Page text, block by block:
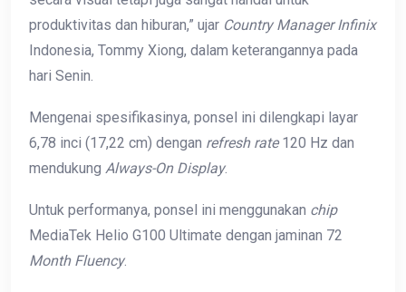
produktivitas dan hiburan,” ujar Country Manager Infinix
Indonesia, Tommy Xiong, dalam keterangannya pada
hari Senin.
Mengenai spesifikasinya, ponsel ini dilengkapi layar
6,78 inci (17,22 cm) dengan refresh rate120 Hz dan
mendukung Always-On Display.
Untuk performanya, ponsel ini menggunakan chip
MediaTek Helio G100 Ultimate dengan jaminan 72
Month Fluency.